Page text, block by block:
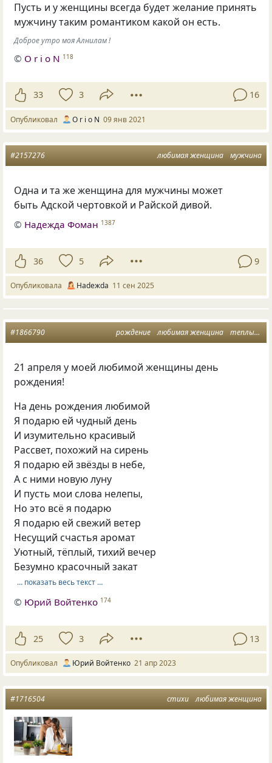
Пусть и у женщины всегда будет желание принять
мужчину таким романтиком какой он есть.
Доброе утро моя Алнилам !
© O r i o N 118
33 3 16
Опубликовал O r i o N 09 янв 2021
любимая женщина мужчина
#2157276
Одна и та же женщина для мужчины может
быть Адской чертовкой и Райской дивой.
© Надежда Фоман 1387
36 5 9
Опубликовала Нadeжda 11 сен 2025
рождение любимая женщина теплый день
#1866790
21 апреля у моей любимой женщины день
рождения!
На день рождения любимой
Я подарю ей чудный день
И изумительно красивый
Рассвет, похожий на сирень
Я подарю ей звёзды в небе,
А с ними новую луну
И пусть мои слова нелепы,
Но это всё я подарю
Я подарю ей свежий ветер
Несущий счастья аромат
Уютный, тёплый, тихий вечер
Безумно красочный закат
… показать весь текст …
© Юрий Войтенко 174
25 3 13
Опубликовал Юрий Войтенко 21 апр 2023
стихи любимая женщина
#1716504